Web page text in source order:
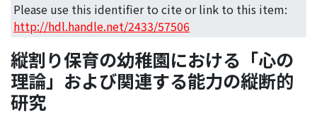
Access Statistics
Library Network
Please use this identifier to cite or link to this item:
http://hdl.handle.net/2433/57506
縦割り保育の幼稚園における「心の
理論」および関連する能力の縦断的
研究